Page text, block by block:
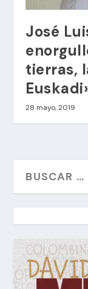
José
tierras,
28 mayo, 2019